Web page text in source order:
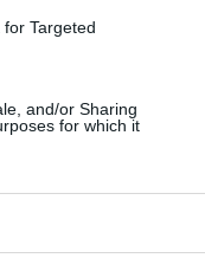
Targeted
and/or Sharing
for which it
de govern i